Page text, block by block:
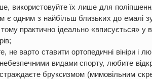
використовуйте їх лише для
є одним з найбільш близьких до емалі
тому практично ідеально «вписується»
не варто ставити ортопедичні вініри
видами спорту, любите
страждаєте бруксизмом (мимовільним